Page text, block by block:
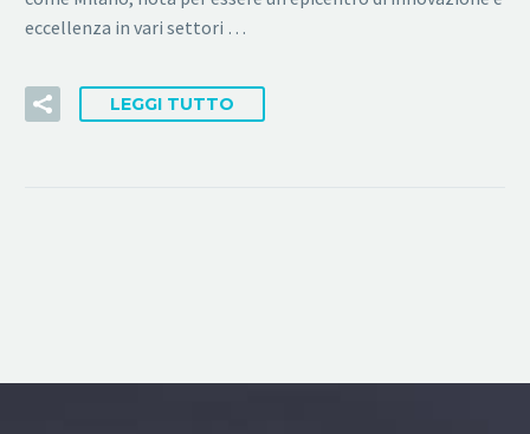
eccellenza in vari settori …
LEGGI TUTTO